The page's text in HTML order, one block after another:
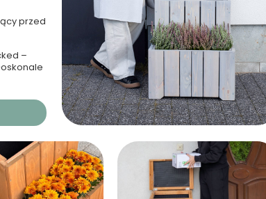
przed
–